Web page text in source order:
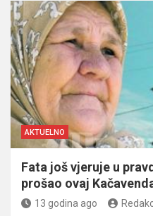
AKTUELNO
Fata još vjeruje u
prošao ovaj
13 godina ago